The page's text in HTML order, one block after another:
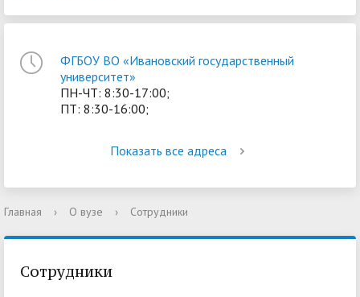
ФГБОУ ВО «Ивановский государственный
университет»
ПН-ЧТ: 8:30-17:00;
ПТ: 8:30-16:00;
Показать все адреса
Главная › О вузе › Сотрудники
Сотрудники